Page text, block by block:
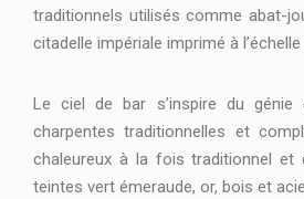
traditionnels utilisés comme abat-
citadelle impériale imprimé à l’échelle
Le ciel de bar s’inspire du génie
charpentes traditionnelles et
chaleureux à la fois traditionnel et
teintes vert émeraude, or, bois et